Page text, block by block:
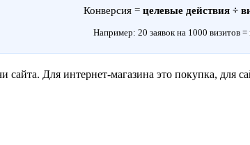
Конверсия = целевые действия ÷
Например: 20 заявок на 1000 визитов =
сайта. Для интернет-магазина это покупка,